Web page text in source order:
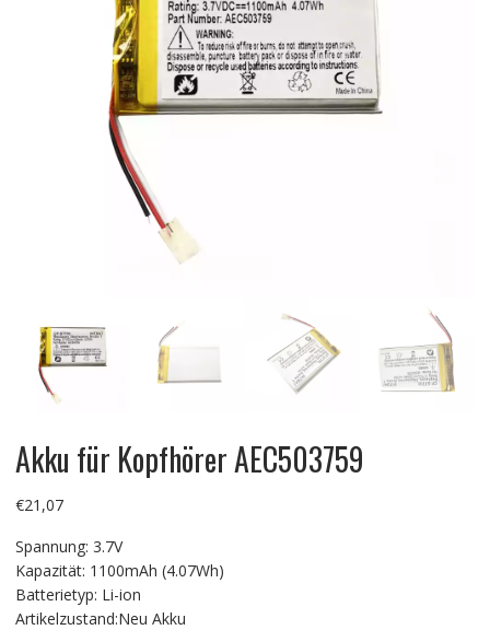
Akku für Kopfhörer AEC503759
€21,07
Spannung: 3.7V
Kapazität: 1100mAh (4.07Wh)
Batterietyp: Li-ion
Artikelzustand:Neu Akku